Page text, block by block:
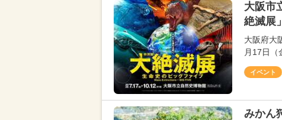
大阪市
絶滅展
大阪府大
月17日（
イベント
みかん